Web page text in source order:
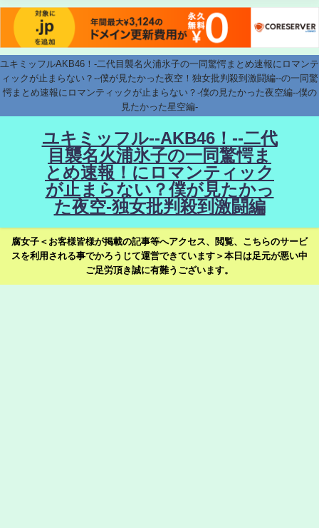
ユキミッフルAKB46！-二代目襲名火浦氷子の一同驚愕まとめ速報にロマンテ
ィックが止まらない？--僕が見たかった夜空！独女批判殺到激闘編--の一同驚
愕まとめ速報にロマンティックが止まらない？-僕の見たかった夜空編--僕の
見たかった星空編-
ユキミッフル--AKB46！--二代
目襲名火浦氷子の一同驚愕ま
とめ速報！にロマンティック
が止まらない？僕が見たかっ
た夜空-独女批判殺到激闘編
腐女子＜お客様皆様が掲載の記事等へアクセス、閲覧、こちらのサービ
スを利用される事でかろうじて運営できています＞本日は足元が悪い中
ご足労頂き誠に有難うございます。